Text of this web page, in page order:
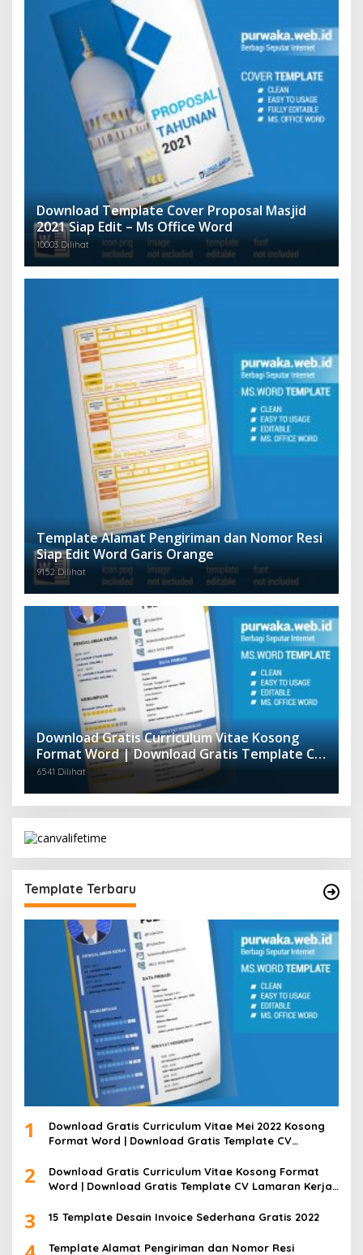
Download Template Cover Proposal Masjid
2021 Siap Edit – Ms Office Word
10003 Dilihat
Template Alamat Pengiriman dan Nomor Resi
Siap Edit Word Garis Orange
9152 Dilihat
Download Gratis Curriculum Vitae Kosong
Format Word | Download Gratis Template CV
Lamaran Kerja Doc Mudah Diedit
6541 Dilihat
Template Terbaru
1
Download Gratis Curriculum Vitae Mei 2022 Kosong
Format Word | Download Gratis Template CV
2
Download Gratis Curriculum Vitae Kosong Format
Word | Download Gratis Template CV Lamaran Kerja
3 15 Template Desain Invoice Sederhana Gratis 2022
Template Alamat Pengiriman dan Nomor Resi